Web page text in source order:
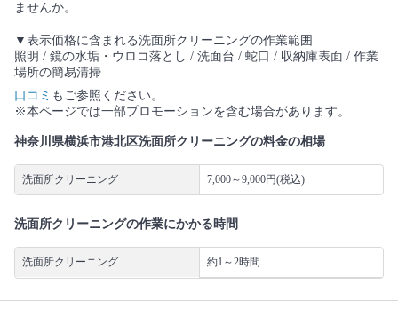
ませんか。
▼表示価格に含まれる洗面所クリーニングの作業範囲
照明 / 鏡の水垢・ウロコ落とし / 洗面台 / 蛇口 / 収納庫表面 / 作業
場所の簡易清掃
口コミ もご参照ください。
※本ページでは一部プロモーションを含む場合があります。
神奈川県横浜市港北区洗面所クリーニングの料金の相場
洗面所クリーニング 7,000～9,000円(税込)
洗面所クリーニングの作業にかかる時間
洗面所クリーニング 約1～2時間